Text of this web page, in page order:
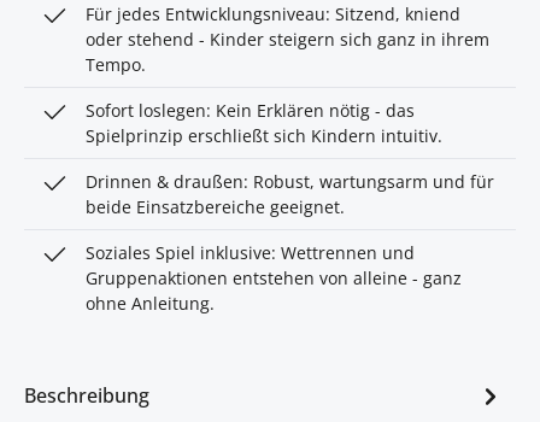
Für jedes Entwicklungsniveau: Sitzend, kniend
oder stehend - Kinder steigern sich ganz in ihrem
Tempo.
Sofort loslegen: Kein Erklären nötig - das
Spielprinzip erschließt sich Kindern intuitiv.
Drinnen & draußen: Robust, wartungsarm und für
beide Einsatzbereiche geeignet.
Soziales Spiel inklusive: Wettrennen und
Gruppenaktionen entstehen von alleine - ganz
ohne Anleitung.
Beschreibung